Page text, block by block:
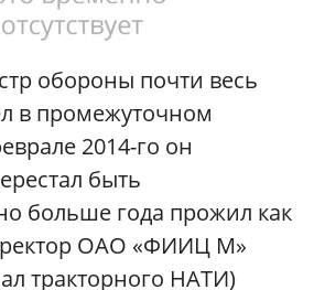
обороны почти весь
в промежуточном
2014-го он
быть
больше года прожил как
ОАО «ФИИЦ М»
тракторного НАТИ)